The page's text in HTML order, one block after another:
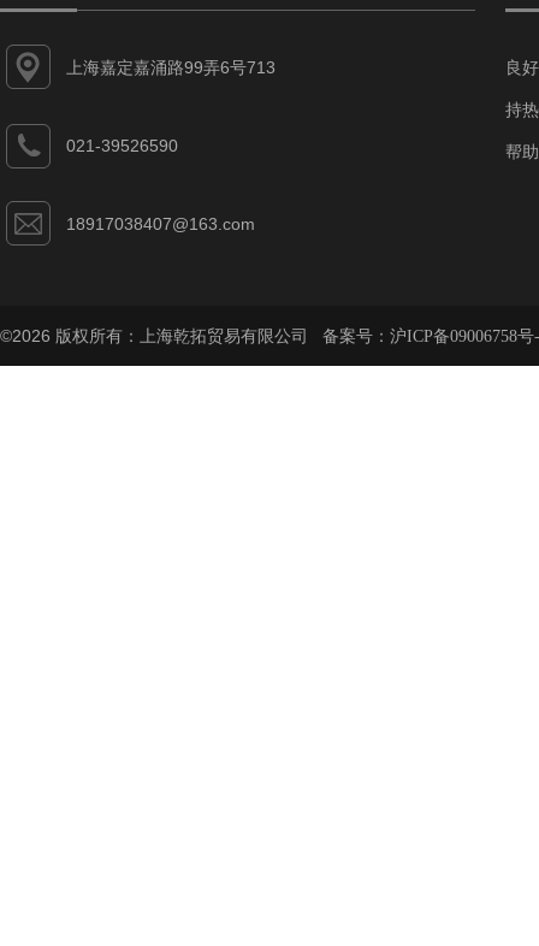
上海嘉定嘉涌路99弄6号713
021-39526590
18917038407@163.com
良
持
帮
©2026 版权所有：上海乾拓贸易有限公司 备案号： 沪ICP备09006758号